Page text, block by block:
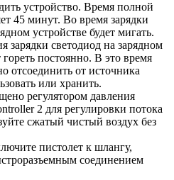
устройство. Время полной
45 минут. Во время зарядки
устройстве будет мигать.
зарядки светодиод на зарядном
гореть постоянно. В это время
отсоединить от источника
или хранить.
регулятором давления
2 для регулировки потока
сжатый чистый воздух без
пистолет к шлангу,
соединением